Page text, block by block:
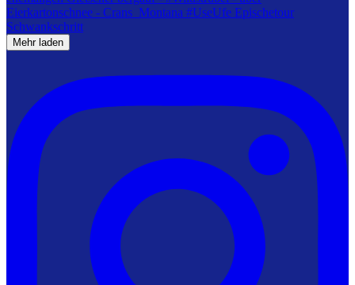
Mehr laden